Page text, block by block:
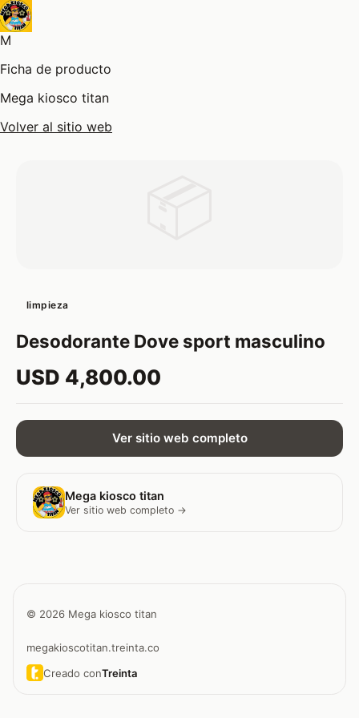
M
Ficha de producto
Mega kiosco titan
Volver al sitio web
limpieza
Desodorante Dove sport masculino
USD 4,800.00
Ver sitio web completo
Mega kiosco titan
Ver sitio web completo →
© 2026 Mega kiosco titan
megakioscotitan.treinta.co
Creado conTreinta